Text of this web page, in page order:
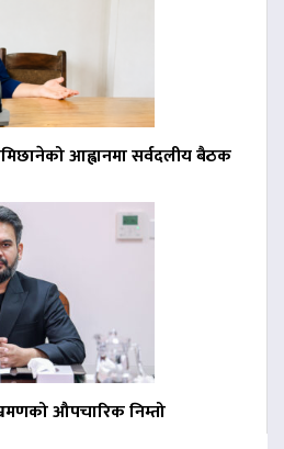
आह्वानमा सर्वदलीय बैठक
औपचारिक निम्तो